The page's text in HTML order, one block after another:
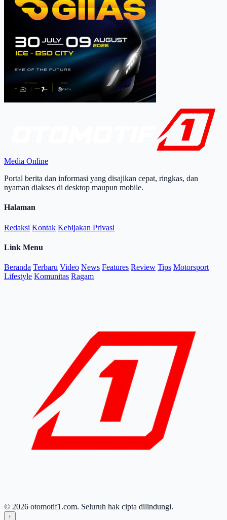
Media Online
Portal berita dan informasi yang disajikan cepat, ringkas, dan
nyaman diakses di desktop maupun mobile.
Halaman
Redaksi Kontak Kebijakan Privasi
Link Menu
Beranda Terbaru Video News Features Review Tips Motorsport
Lifestyle Komunitas Ragam
© 2026 otomotif1.com. Seluruh hak cipta dilindungi.
↑